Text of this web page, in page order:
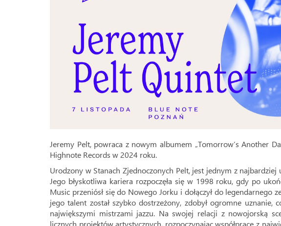
Jeremy Pelt, powraca z nowym albumem „Tomorrow’s Another
Highnote Records w 2024 roku.
Urodzony w Stanach Zjednoczonych Pelt, jest jednym z najbardziej
Jego błyskotliwa kariera rozpoczęła się w 1998 roku, gdy po
Music przeniósł się do Nowego Jorku i dołączył do legendarnego
jego talent został szybko dostrzeżony, zdobył ogromne uznanie,
największymi mistrzami jazzu. Na swojej relacji z nowojorską
licznych projektów artystycznych, rozpoczynając współpracę z